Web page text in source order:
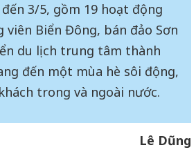
3/5, gồm 19 hoạt động
viên Biển Đông, bán đảo Sơn
du lịch trung tâm thành
đến một mùa hè sôi động,
trong và ngoài nước.
Lê Dũng